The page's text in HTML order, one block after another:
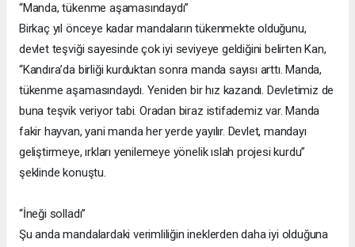
“Manda, tükenme aşamasındaydı”
Birkaç yıl önceye kadar mandaların tükenmekte olduğunu,
devlet teşviği sayesinde çok iyi seviyeye geldiğini belirten Kan,
“Kandıra’da birliği kurduktan sonra manda sayısı arttı. Manda,
tükenme aşamasındaydı. Yeniden bir hız kazandı. Devletimiz de
buna teşvik veriyor tabi. Oradan biraz istifademiz var. Manda
fakir hayvan, yani manda her yerde yayılır. Devlet, mandayı
geliştirmeye, ırkları yenilemeye yönelik ıslah projesi kurdu”
şeklinde konuştu.
“İneği solladı”
Şu anda mandalardaki verimliliğin ineklerden daha iyi olduğuna